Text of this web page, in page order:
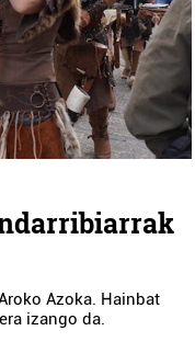
Azoka. Hainbat
izango da.
Kirol elkarteak
PILOTA
ESKOLA